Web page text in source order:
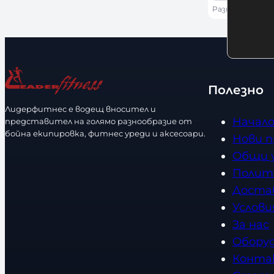
ч
о
с
т
б
а
о
е
Размер: 10 OZ |
Лидерфитнес е водещ вносител и
представител на голямо разнообразие от
бойна екипировка, фитнес уреди и аксесоари.
Полезно
Начало
Нови
Общи
За нас